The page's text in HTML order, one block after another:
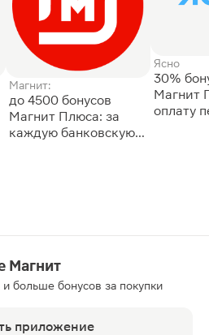
Магнит:
до 4500 бонусов
Магнит Плюса: за
каждую банковскую
Ясно
30%
Магнит
оплату
Магнит
и больше бонусов за покупки
приложение